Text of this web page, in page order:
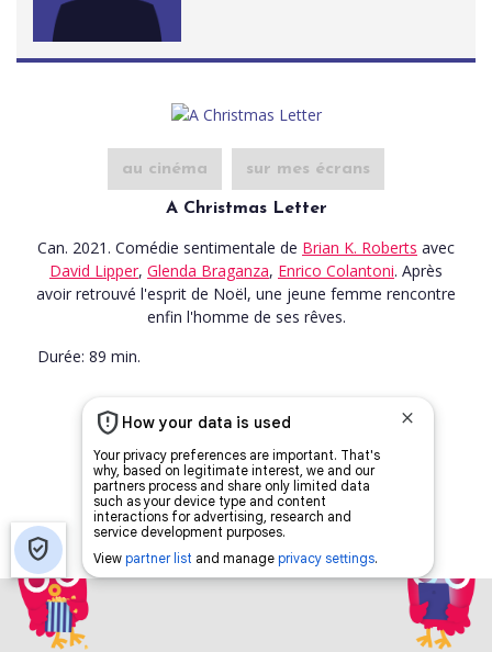
au cinéma sur mes écrans
A Christmas Letter
Can. 2021. Comédie sentimentale de Brian K. Roberts avec
David Lipper, Glenda Braganza, Enrico Colantoni. Après
avoir retrouvé l'esprit de Noël, une jeune femme rencontre
enfin l'homme de ses rêves.
Durée: 89 min.
© 2021. Tous droits reservés.